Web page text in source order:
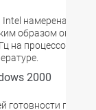
намерена
образом она
на процессорах
2000
готовности помочь